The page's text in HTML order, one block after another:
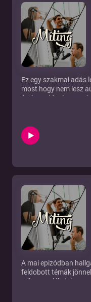
Ez egy szakmai adás
most hogy nem lesz
és, hogy tényleg
A mai epizódban
feldobott témák
milyen emlékeink